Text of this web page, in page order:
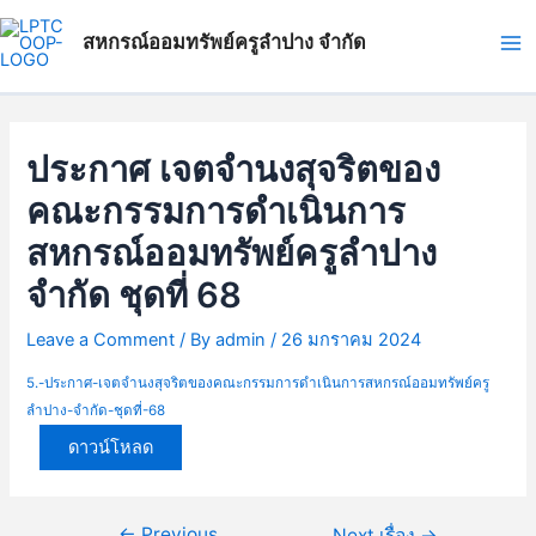
to
content
สหกรณ์ออมทรัพย์ครูลำปาง จำกัด
ประกาศ เจตจำนงสุจริตของ
คณะกรรมการดำเนินการ
สหกรณ์ออมทรัพย์ครูลำปาง
จำกัด ชุดที่ 68
Leave a Comment / Byadmin/ 26 มกราคม 2024
5.-ประกาศ-เจตจำนงสุจริตของคณะกรรมการดำเนินการสหกรณ์ออมทรัพย์ครู
ลำปาง-จำกัด-ชุดที่-68
ดาวน์โหลด
เรื่อง